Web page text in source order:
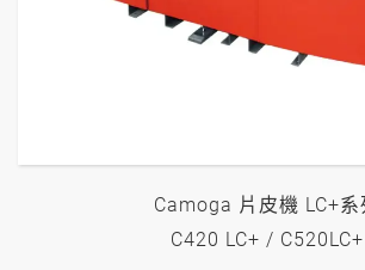
Camoga 片皮機 LC+系
C420 LC+ / C520LC+